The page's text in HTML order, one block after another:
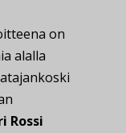
on
alalla
Rossi